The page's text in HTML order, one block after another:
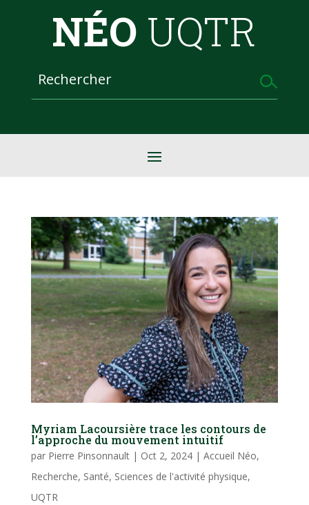
NÉO UQTR
Myriam Lacoursière trace les contours de
l’approche du mouvement intuitif
par Pierre Pinsonnault| Oct 2, 2024| Accueil Néo,
Recherche, Santé, Sciences de l'activité physique,
UQTR